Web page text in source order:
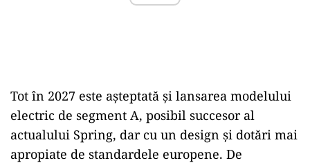
Tot în 2027 este așteptată și lansarea modelului
electric de segment A, posibil succesor al
actualului Spring, dar cu un design și dotări mai
apropiate de standardele europene. De